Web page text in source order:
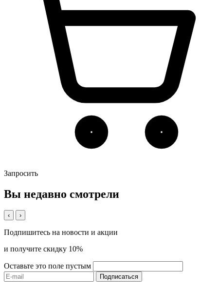
Запросить
Вы недавно смотрели
‹ ›
Подпишитесь на новости и акции
и получите скидку 10%
Оставьте это поле пустым
Подписаться